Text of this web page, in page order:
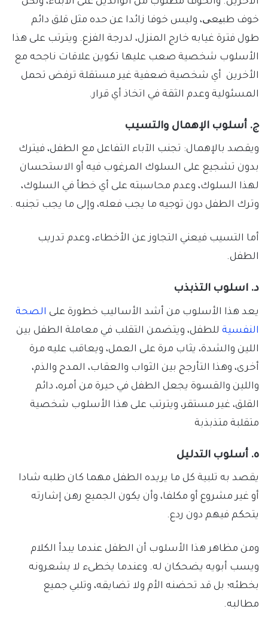
خوف طبیعی، وليس خوفا زائدا عن حده مثل قلق دائم
طول فترة غيابه خارج المنزل، لدرجة الفزع. ويترتب على هذا
الأسلوب شخصية صعب عليها تكوين علاقات ناجحه مع
الأخرين أي شخصية ضعفية غير مستقلة ترفض تحمل
المسئولية وعدم الثقة في اتخاذ أي قرار.
ج. أسلوب الإهمال والتسيب
ويقصد بالإهمال: تجنب الآباء التفاعل مع الطفل، فيترك
بدون تشجيع على السلوك المرغوب فيه أو الاستحسان
لهذا السلوك، وعدم محاسبته على أي خطأ في السلوك،
وترك الطفل دون توجيه ما يجب فعله، وإلى ما يجب تجنبه .
أما التسيب فيعني التجاوز عن الأخطاء، وعدم تدريب
الطفل.
د. اسلوب التذبذب
يعد هذا الأسلوب من أشد الأساليب خطورة على الصحة
النفسية للطفل، ويتضمن التقلب في معاملة الطفل بين
اللين والشدة، يثاب مرة على العمل، ويعاقب عليه مرة
أخرى، وهذا التأرجح بين الثواب والعقاب، المدح والذم،
واللين والقسوة يجعل الطفل في حيرة من أمره، دائم
القلق، غير مستقر، ويترتب على هذا الأسلوب شخصية
متقلبة متذبذبة
ه. أسلوب التدليل
يقصد به تلبية كل ما يريده الطفل مهما كان طلبه شادا
أو غير مشروع أو مكلفا، وأن يكون الجميع رهن إشارته
يتحكم فيهم دون ردع.
ومن مظاهر هذا الأسلوب أن الطفل عندما يبدأ الكلام
ويسب أبويه يضحكان له. وعندما يخطىء لا يشعرونه
بخطئه؛ بل قد تحضنه الأم ولا تضايقه، وتلبي جميع
مطالبه.